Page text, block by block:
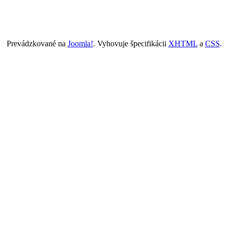
Prevádzkované na Joomla!. Vyhovuje špecifikácii XHTMLa CSS.